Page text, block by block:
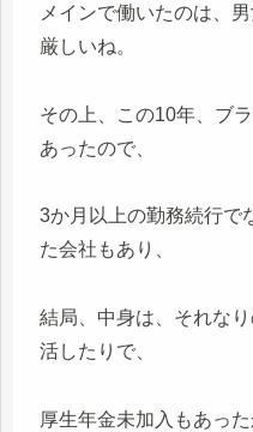
メインで働いたのは、
厳しいね。
その上、この10年、ブ
あったので、
3か月以上の勤務続行で
た会社もあり、
結局、中身は、それな
活したりで、
厚生年金未加入もあった